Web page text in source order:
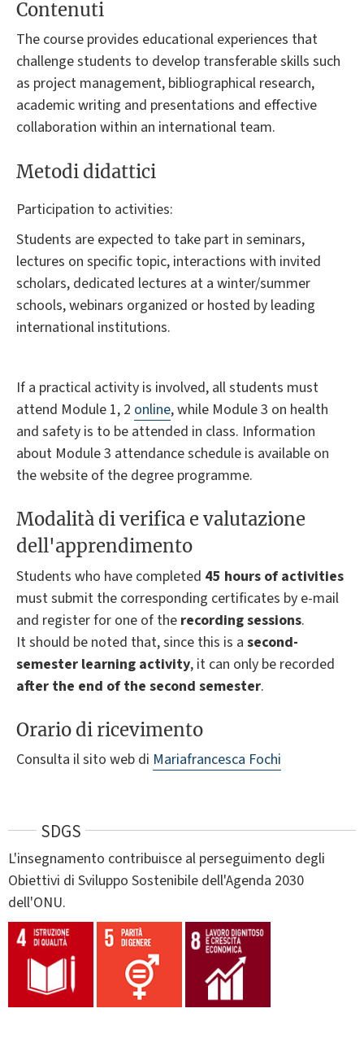
Contenuti
The course provides educational experiences that
challenge students to develop transferable skills such
as project management, bibliographical research,
academic writing and presentations and effective
collaboration within an international team.
Metodi didattici
Participation to activities:
Students are expected to take part in seminars,
lectures on specific topic, interactions with invited
scholars, dedicated lectures at a winter/summer
schools, webinars organized or hosted by leading
international institutions.
If a practical activity is involved, all students must
attend Module 1, 2 online, while Module 3 on health
and safety is to be attended in class. Information
about Module 3 attendance schedule is available on
the website of the degree programme.
Modalità di verifica e valutazione
dell'apprendimento
Students who have completed 45 hours of activities
must submit the corresponding certificates by e-mail
and register for one of the recording sessions.
It should be noted that, since this is a second-
semester learning activity, it can only be recorded
after the end of the second semester.
Orario di ricevimento
Consulta il sito web di Mariafrancesca Fochi
SDGS
L'insegnamento contribuisce al perseguimento degli
Obiettivi di Sviluppo Sostenibile dell'Agenda 2030
dell'ONU.